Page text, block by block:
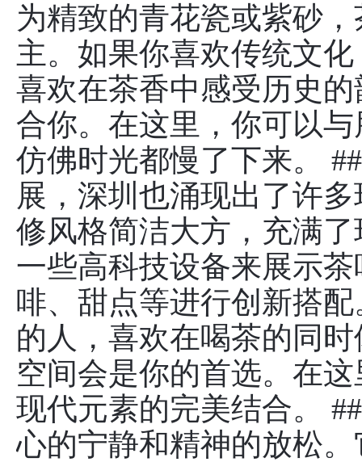
为精致的青花瓷或紫砂
主。如果你喜欢传统文
喜欢在茶香中感受历史
合你。在这里，你可以
仿佛时光都慢了下来。
展，深圳也涌现出了许
修风格简洁大方，充满
一些高科技设备来展示
啡、甜点等进行创新搭
的人，喜欢在喝茶的同
空间会是你的首选。在
现代元素的完美结合。
心的宁静和精神的放松